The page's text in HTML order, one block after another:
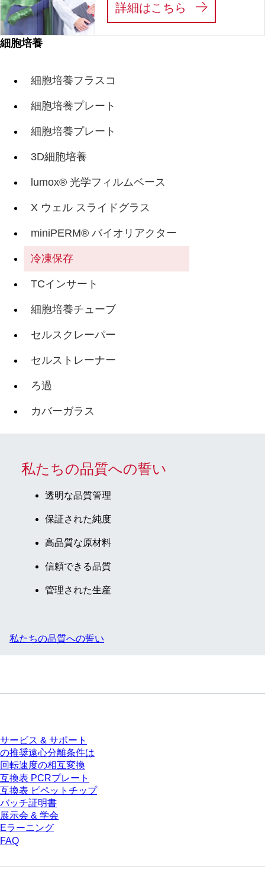
細胞培養
細胞培養フラスコ
細胞培養プレート
細胞培養プレート
3D細胞培養
lumox® 光学フィルムベース
X ウェル スライドグラス
miniPERM® バイオリアクター
冷凍保存
TCインサート
細胞培養チューブ
セルスクレーパー
セルストレーナー
ろ過
カバーガラス
詳細はこちら 私たちは、
私たちの品質への誓い
透明な品質管理
保証された純度
高品質な原材料
信頼できる品質
管理された生産
私たちの品質への誓い
サービス & サポート
の推奨遠心分離条件は
回転速度の相互変換
互換表 PCRプレート
互換表 ピペットチップ
バッチ証明書
展示会 & 学会
Eラーニング
FAQ